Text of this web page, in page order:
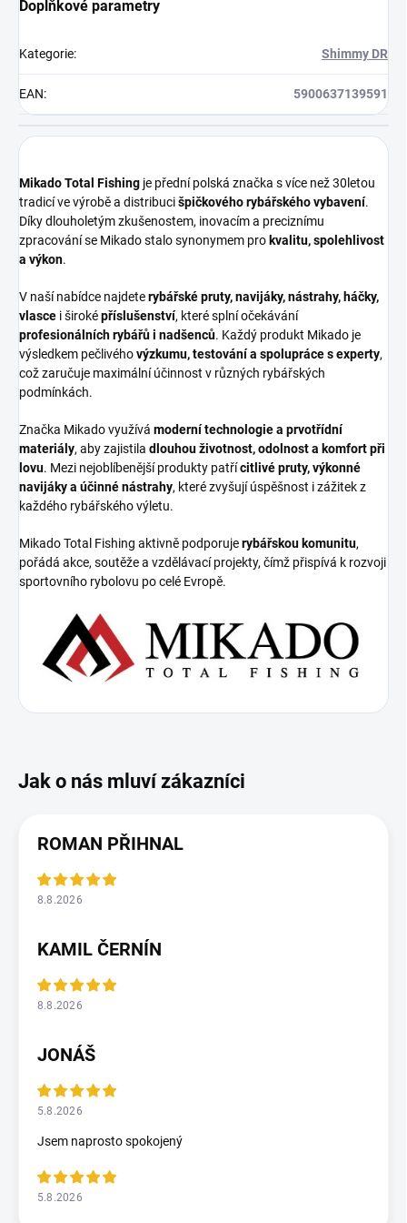
Doplňkové parametry
Kategorie: Shimmy DR
EAN: 5900637139591
Mikado Total Fishing je přední polská značka s více než 30letou
tradicí ve výrobě a distribucišpičkového rybářského vybavení.
Díky dlouholetým zkušenostem, inovacím a preciznímu
zpracování se Mikado stalo synonymem pro kvalitu, spolehlivost
a výkon.
V naší nabídce najdeterybářské pruty, navijáky, nástrahy, háčky,
vlasce i široképříslušenství, které splní očekávání
profesionálních rybářů i nadšenců. Každý produkt Mikado je
výsledkem pečlivéhovýzkumu, testování a spolupráce s experty,
což zaručuje maximální účinnost v různých rybářských
podmínkách.
Značka Mikado využívá moderní technologie a prvotřídní
materiály, aby zajistila dlouhou životnost, odolnost a komfort při
lovu. Mezi nejoblíbenější produkty patřícitlivé pruty, výkonné
navijáky a účinné nástrahy, které zvyšují úspěšnost i zážitek z
každého rybářského výletu.
Mikado Total Fishing aktivně podporujerybářskou komunitu,
pořádá akce, soutěže a vzdělávací projekty, čímž přispívá k rozvoji
sportovního rybolovu po celé Evropě.
ROMAN PŘIHNAL
8.8.2026
KAMIL ČERNÍN
8.8.2026
JONÁŠ
5.8.2026
Jsem naprosto spokojený
5.8.2026